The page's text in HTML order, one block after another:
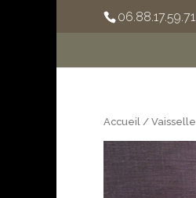
06.88.17.59.71
Accueil / Vaisselle